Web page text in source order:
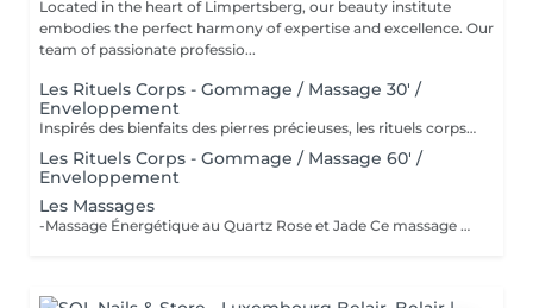
Located in the heart of Limpertsberg, our beauty institute
embodies the perfect harmony of expertise and excellence. Our
team of passionate professio...
Les Rituels Corps - Gommage / Massage 30' /
Enveloppement
Inspirés des bienfaits des pierres précieuses, les rituels corps Gemology associent techniques de massage expertes et actifs minéraux pour offrir un moment de détente absolue. Chaque soin est conçu pour rééquilibrer, hydrater, raffermir ou détoxifier la peau, tout en apaisant le corps et l'esprit. Une expérience sensorielle unique, où luxe et efficacité se rencontrent pour révéler l'éclat naturel de votre peau.
Les Rituels Corps - Gommage / Massage 60' /
Enveloppement
Les Massages
-Massage Énergétique au Quartz Rose et Jade Ce massage unique associe la puissance vibratoire des pierres précieuses à des manuvres profondes et relaxantes. Grâce au quartz rose et au jade, il rééquilibre les énergies, relâche les tensions et réveille l'éclat intérieur. Un véritable soin holistique, pour le corps et l'esprit. -Massage Ressourçant Future Maman Spécialement conçu pour accompagner la femme enceinte en douceur, ce massage soulage les tensions, améliore la circulation et procure une profonde sensation de bien-être. Réalisé avec des mouvements enveloppants et des produits adaptés, il offre un moment précieux de connexion avec soi et avec bébé.